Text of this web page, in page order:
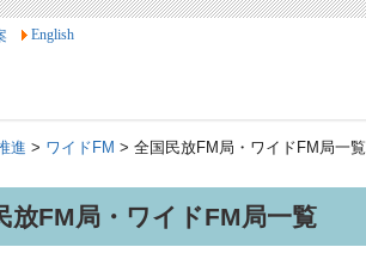
English
進 > ワイドFM > 全国民放FM局・ワイドFM局一覧
放FM局・ワイドFM局一覧